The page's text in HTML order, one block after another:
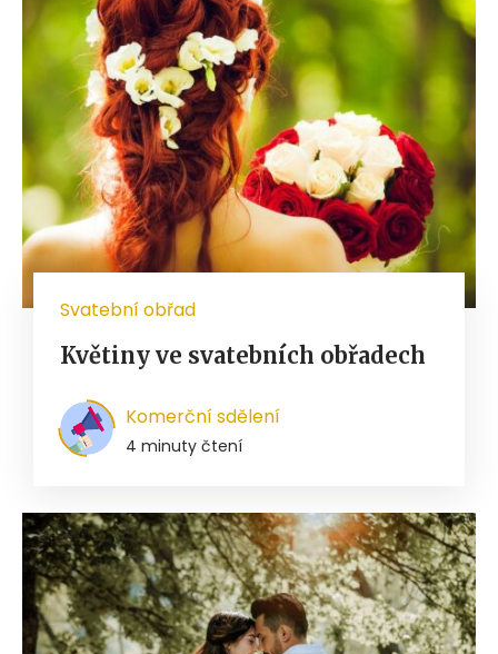
Svatební obřad
Květiny ve svatebních obřadech
Komerční sdělení
4 minuty čtení